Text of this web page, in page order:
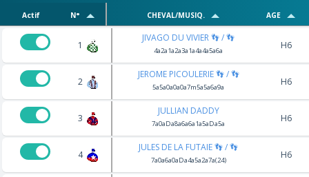
Actif N° CHEVAL/MUSIQ. AGE
1
JIVAGO DU VIVIER 👣 / 👣
4a2a1a2a3a1a4a4a5a6a H6
2
JEROME PICOULERIE 👣 / 👣
5a5a0a0a0a7m5a5a6a9a H6
3
JULLIAN DADDY
7a0aDa8a6a6a1a5aDa5a H6
4
JULES DE LA FUTAIE 👣 / 👣
7a0a6a0aDa4a5a2a7a(24) H6